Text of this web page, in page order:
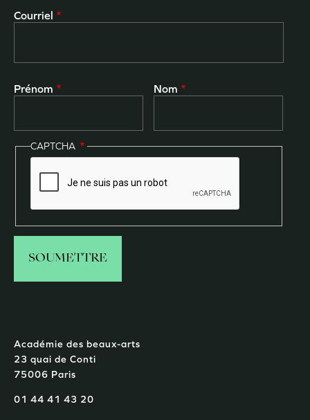
Courriel
Prénom Nom
CAPTCHA
Académie des beaux-arts
23 quai de Conti
75006 Paris
01 44 41 43 20